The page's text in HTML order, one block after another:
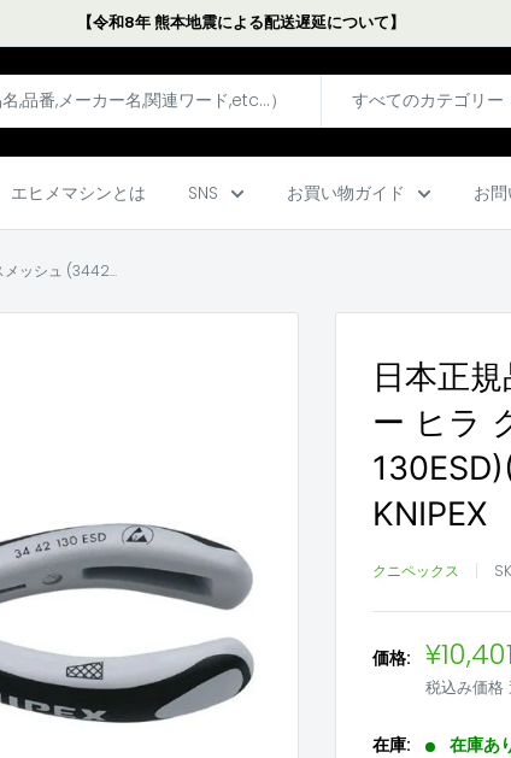
【令和8年 熊本地震による配送遅延について】
すべてのカテゴリー
エヒメマシンとは SNS お買い物ガイド お
メッシュ (3442...
日本正
ー ヒラ
KNIPEX
クニペックス
価格: 販
売
価
格
税込み価格
在庫: 在庫あ